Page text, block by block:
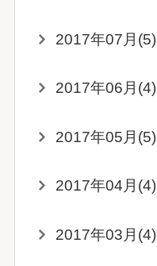
2017年07月(5)
2017年06月(4)
2017年05月(5)
2017年04月(4)
2017年03月(4)